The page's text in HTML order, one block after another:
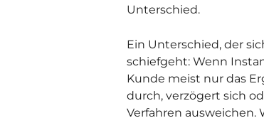
Unterschied.
Ein Unterschied, der
schiefgeht: Wenn
Kunde meist nur das
durch, verzögert sich
Verfahren ausweichen.